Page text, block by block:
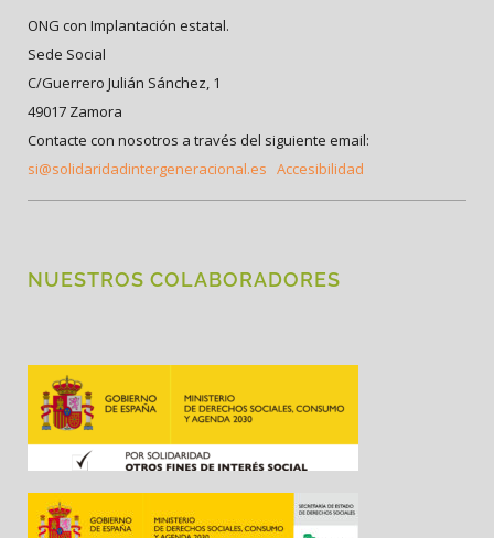
ONG con Implantación estatal.
Sede Social
C/Guerrero Julián Sánchez, 1
49017 Zamora
Contacte con nosotros a través del siguiente email:
si@solidaridadintergeneracional.es Accesibilidad
NUESTROS COLABORADORES